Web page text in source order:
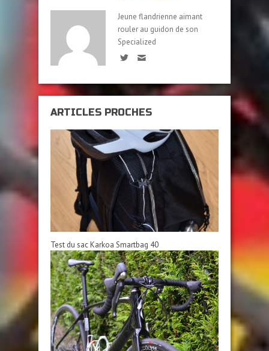
Jeune flandrienne aimant
rouler au guidon de son
Specialized
ARTICLES PROCHES
Test du sac Karkoa Smartbag 40